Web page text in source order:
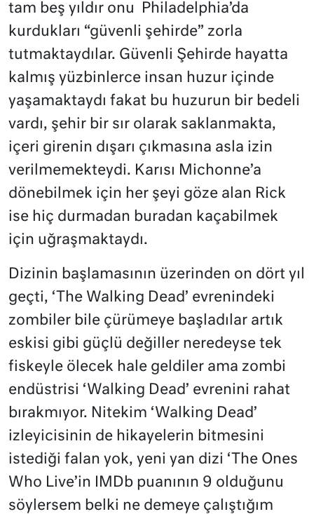
tam beş yıldır onu Philadelphia’da
kurdukları “güvenli şehirde” zorla
tutmaktaydılar. Güvenli Şehirde hayatta
kalmış yüzbinlerce insan huzur içinde
yaşamaktaydı fakat bu huzurun bir bedeli
vardı, şehir bir sır olarak saklanmakta,
içeri girenin dışarı çıkmasına asla izin
verilmemekteydi. Karısı Michonne’a
dönebilmek için her şeyi göze alan Rick
ise hiç durmadan buradan kaçabilmek
için uğraşmaktaydı.
Dizinin başlamasının üzerinden on dört yıl
geçti, ‘The Walking Dead’ evrenindeki
zombiler bile çürümeye başladılar artık
eskisi gibi güçlü değiller neredeyse tek
fiskeyle ölecek hale geldiler ama zombi
endüstrisi ‘Walking Dead’ evrenini rahat
bırakmıyor. Nitekim ‘Walking Dead’
izleyicisinin de hikayelerin bitmesini
istediği falan yok, yeni yan dizi ‘The Ones
Who Live’in IMDb puanının 9 olduğunu
söylersem belki ne demeye çalıştığım